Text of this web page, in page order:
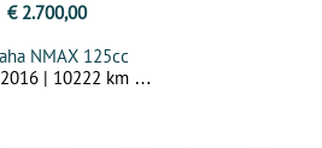
€ 2.700,00
NMAX 125cc
| 10222 km